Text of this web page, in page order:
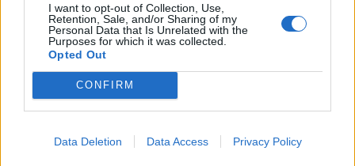
I want to opt-out of Collection, Use,
Retention, Sale, and/or Sharing of my
Personal Data that Is Unrelated with the
Purposes for which it was collected.
Opted Out
CONFIRM
Data Deletion Data Access Privacy Policy
In evidenza